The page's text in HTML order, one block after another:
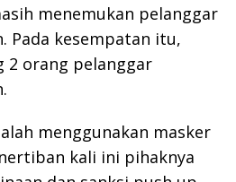
menemukan pelanggar
Pada kesempatan itu,
2 orang pelanggar
menggunakan masker
kali ini pihaknya